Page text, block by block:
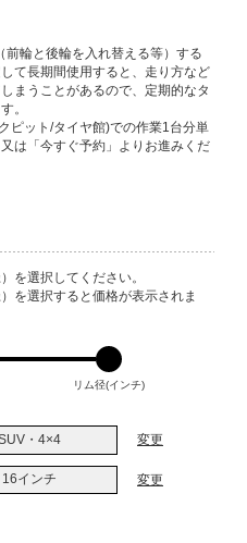
輪と後輪を入れ替える等）する
て長期間使用すると、走り方など
まうことがあるので、定期的なタ
。
ピット/タイヤ館)での作業1台分単
は「今すぐ予約」よりお進みくだ
を選択してください。
を選択すると価格が表示されま
リム径(インチ)
・4×4 変更
16インチ 変更